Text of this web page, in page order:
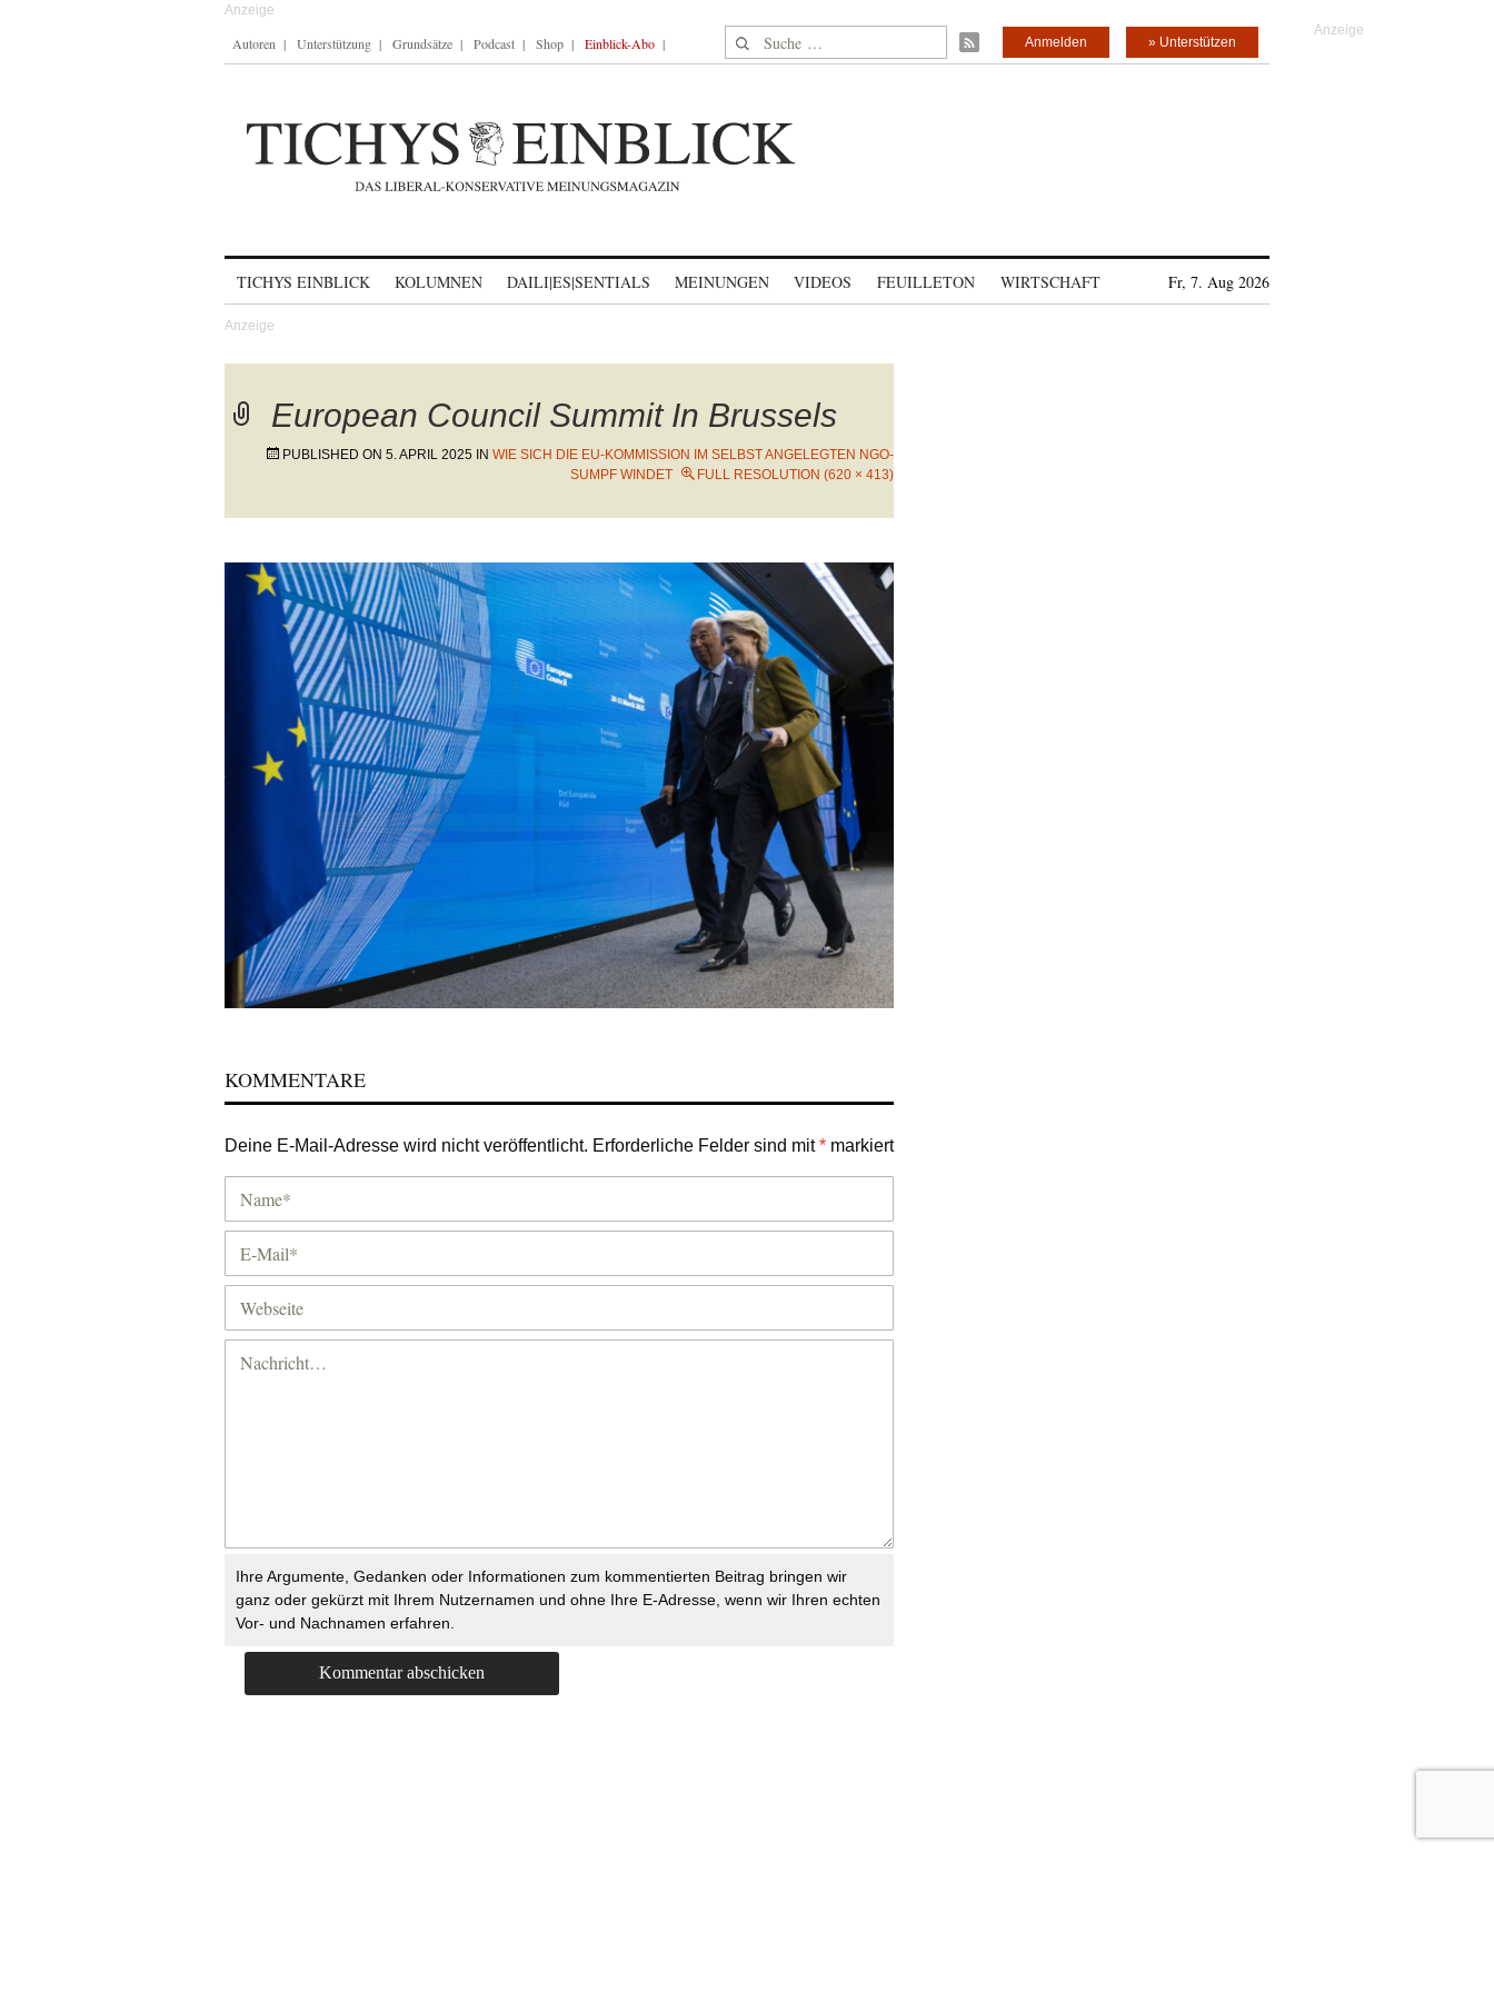
Autoren Unterstützung Grundsätze Podcast Shop Einblick-Abo Suche nach: » Unterstützen
Anmelden
TICHYS EINBLICK KOLUMNEN DAILI|ES|SENTIALS MEINUNGEN VIDEOS FEUILLETON WIRTSCHAFT Fr, 7. Aug 2026
European Council Summit In Brussels
PUBLISHED ON 5. APRIL 2025 IN WIE SICH DIE EU-KOMMISSION IM SELBST ANGELEGTEN NGO-
SUMPF WINDET
FULL RESOLUTION (620 × 413)
KOMMENTARE
Deine E-Mail-Adresse wird nicht veröffentlicht. Erforderliche Felder sind mit* markiert
Ihre Argumente, Gedanken oder Informationen zum kommentierten Beitrag bringen wir
ganz oder gekürzt mit Ihrem Nutzernamen und ohne Ihre E-Adresse, wenn wir Ihren echten
Vor- und Nachnamen erfahren.